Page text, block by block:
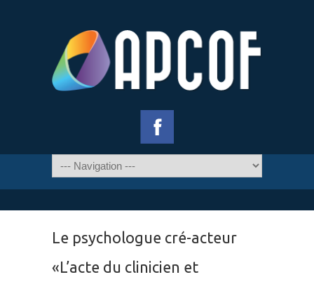
Le psychologue cré-acteur
«L’acte du clinicien et